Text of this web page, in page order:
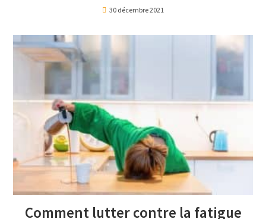
30 décembre 2021
Comment lutter contre la fatigue